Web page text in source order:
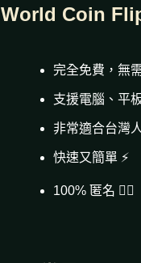
World Coin
完全免費，無
支援電腦、平
非常適合台灣
快速又簡單 ⚡
100% 匿名 🕵️‍♂️